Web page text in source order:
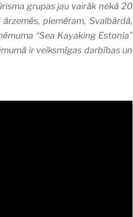
grupas jau vairāk nekā 20
piemēram, Svalbārdā,
“Sea Kayaking Estonia”
ir veiksmīgas darbības un